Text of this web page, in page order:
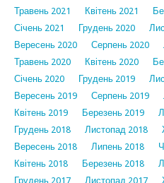
Травень 2021
Квітень 2021
Січень 2021
Грудень 2020
Вересень 2020
Серпень 2020
Травень 2020
Квітень 2020
Січень 2020
Грудень 2019
Вересень 2019
Серпень 2019
Квітень 2019
Березень 2019
Грудень 2018
Листопад 2018
Вересень 2018
Липень 2018
Квітень 2018
Березень 2018
Грудень 2017
Листопад 2017